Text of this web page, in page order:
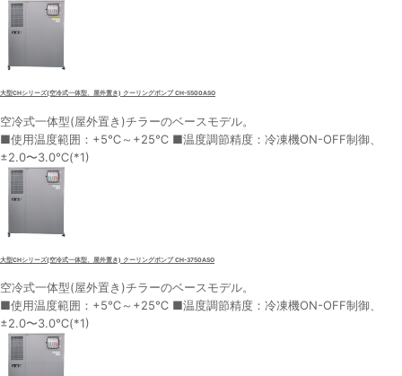
大型CHシリーズ(空冷式一体型、屋外置き) クーリングポンプ CH-5500ASO
空冷式一体型(屋外置き)チラーのベースモデル。
■使用温度範囲：+5℃～+25℃ ■温度調節精度：冷凍機ON-OFF制御、
±2.0〜3.0℃(*1)
大型CHシリーズ(空冷式一体型、屋外置き) クーリングポンプ CH-3750ASO
空冷式一体型(屋外置き)チラーのベースモデル。
■使用温度範囲：+5℃～+25℃ ■温度調節精度：冷凍機ON-OFF制御、
±2.0〜3.0℃(*1)